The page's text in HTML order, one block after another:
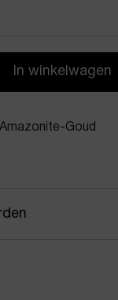
In winkelwagen
Goud